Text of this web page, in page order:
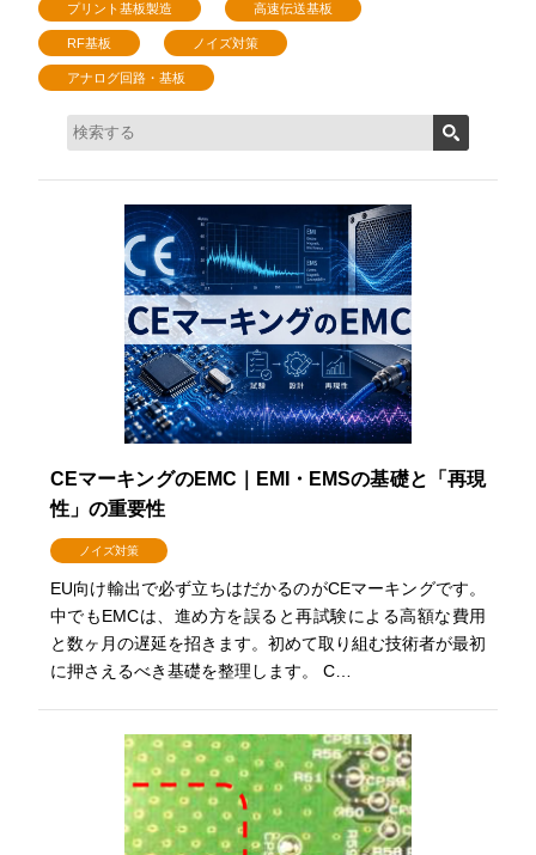
プリント基板製造 高速伝送基板
RF基板 ノイズ対策
アナログ回路・基板
CEマーキングのEMC｜EMI・EMSの基礎と「再現
性」の重要性
ノイズ対策
EU向け輸出で必ず立ちはだかるのがCEマーキングです。
中でもEMCは、進め方を誤ると再試験による高額な費用
と数ヶ月の遅延を招きます。初めて取り組む技術者が最初
に押さえるべき基礎を整理します。 C…